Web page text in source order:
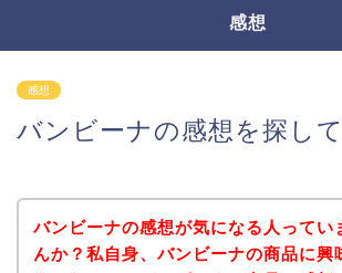
感想
感想
バンビーナの感想を探し
バンビーナの感想が気になる人ってい
んか？私自身、バンビーナの商品に興